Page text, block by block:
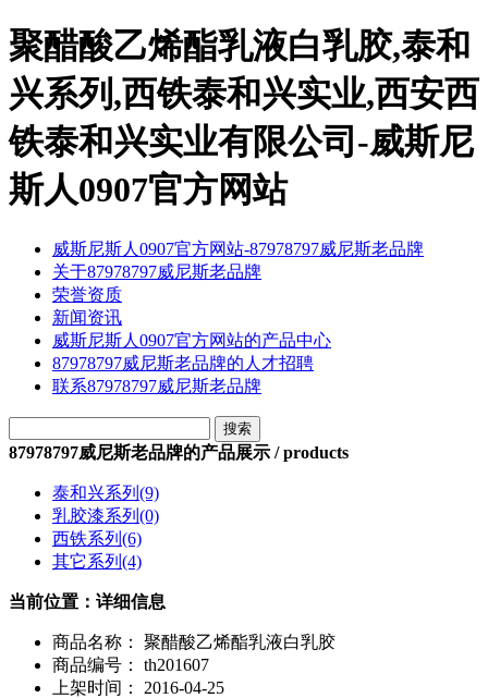
聚醋酸乙烯酯乳液白乳胶,泰和
兴系列,西铁泰和兴实业,西安西
铁泰和兴实业有限公司-威斯尼
斯人0907官方网站
威斯尼斯人0907官方网站-87978797威尼斯老品牌
关于87978797威尼斯老品牌
荣誉资质
新闻资讯
威斯尼斯人0907官方网站的产品中心
87978797威尼斯老品牌的人才招聘
联系87978797威尼斯老品牌
87978797威尼斯老品牌的产品展示 / products
泰和兴系列 (9)
乳胶漆系列 (0)
西铁系列 (6)
其它系列 (4)
当前位置：详细信息
商品名称：
聚醋酸乙烯酯乳液白乳胶
商品编号：
th201607
上架时间：
2016-04-25